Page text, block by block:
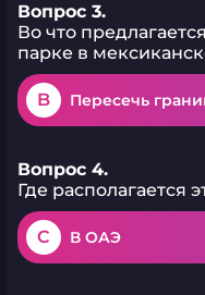
Вопрос 3.
Во что
парке в
B Пересечь
Вопрос 4.
Где располагается
C В ОАЭ